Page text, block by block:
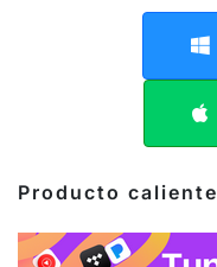
Producto caliente